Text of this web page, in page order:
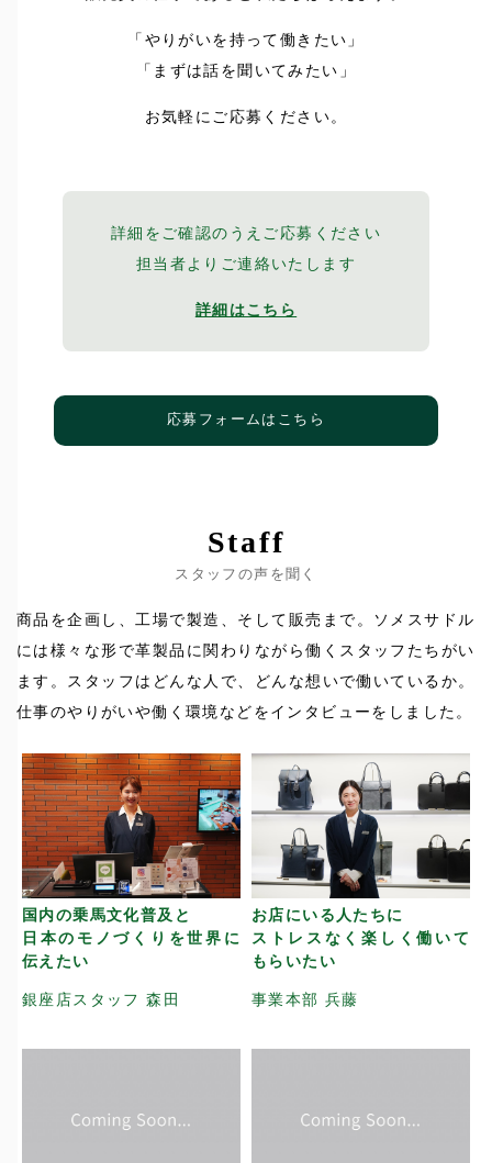
「やりがいを持って働きたい」
「まずは話を聞いてみたい」
お気軽にご応募ください。
詳細をご確認のうえご応募ください
担当者よりご連絡いたします
詳細はこちら
応募フォームはこちら
Staff
スタッフの声を聞く
商品を企画し、工場で製造、そして販売まで。ソメスサドル
には様々な形で革製品に関わりながら働くスタッフたちがい
ます。スタッフはどんな人で、どんな想いで働いているか。
仕事のやりがいや働く環境などをインタビューをしました。
国内の乗馬文化普及と
日本のモノづくりを世界に
伝えたい
銀座店スタッフ 森田
お店にいる人たちに
ストレスなく楽しく働いて
もらいたい
事業本部 兵藤